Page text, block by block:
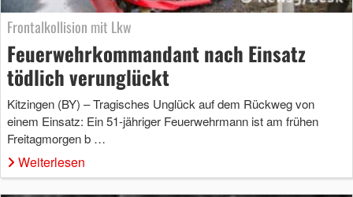
Frontalkollision mit Lkw
Feuerwehrkommandant nach Einsatz
tödlich verunglückt
Kitzingen (BY) – Tragisches Unglück auf dem Rückweg von
einem Einsatz: Ein 51-jähriger Feuerwehrmann ist am frühen
Freitagmorgen b …
Weiterlesen